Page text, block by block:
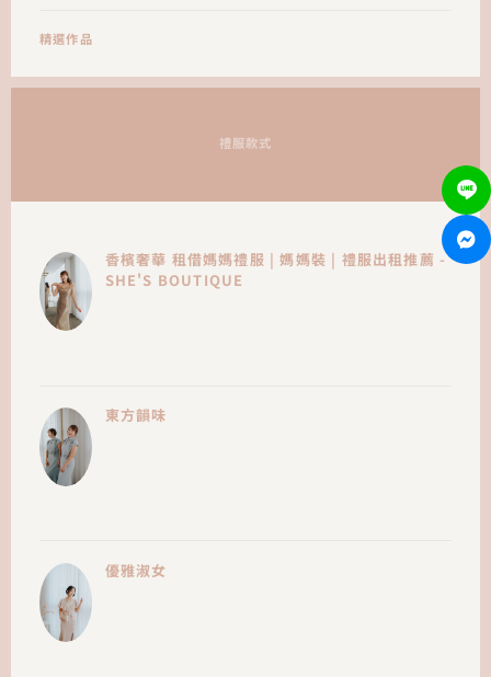
精選作品
禮服款式
香檳奢華 租借媽媽禮服 | 媽媽裝 | 禮服出租推薦 -
SHE'S BOUTIQUE
東方韻味
優雅淑女